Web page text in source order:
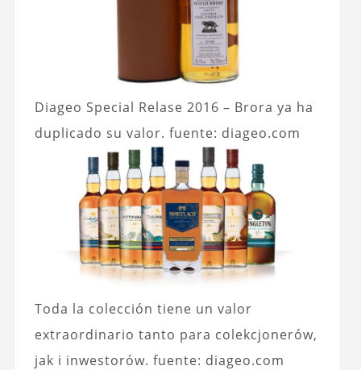
Diageo Special Relase 2016 – Brora ya ha
duplicado su valor. fuente: diageo.com
Toda la colección tiene un valor
extraordinario tanto para colekcjonerów,
jak i inwestorów. fuente: diageo.com